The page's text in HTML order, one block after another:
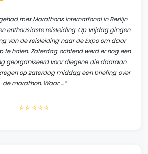
met Marathons International in Berlijn.
enthousiaste reisleiding. Op vrijdag gingen
van de reisleiding naar de Expo om daar
te halen. Zaterdag ochtend werd er nog een
georganiseerd voor diegene die daaraan
op zaterdag middag een briefing over
de marathon. Waar …”
⭐⭐⭐⭐⭐